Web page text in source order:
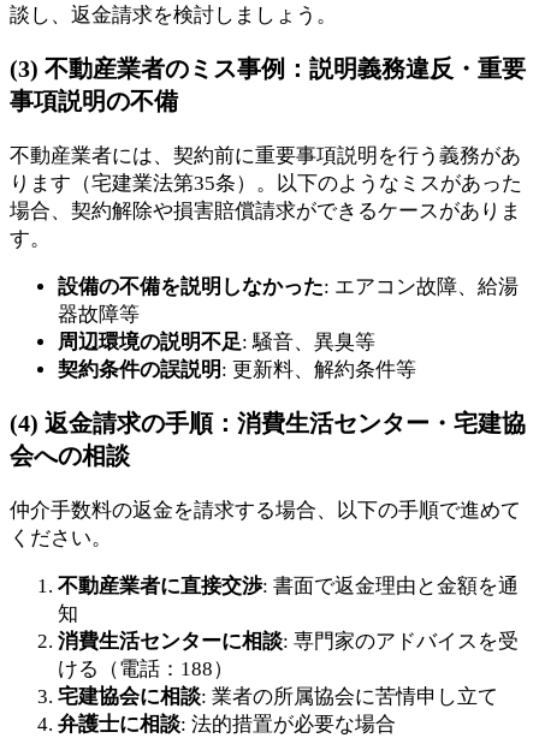
談し、返金請求を検討しましょう。
(3) 不動産業者のミス事例：説明義務違反・重要
事項説明の不備
不動産業者には、契約前に重要事項説明を行う義務があ
ります（宅建業法第35条）。以下のようなミスがあった
場合、契約解除や損害賠償請求ができるケースがありま
す。
設備の不備を説明しなかった: エアコン故障、給湯
器故障等
周辺環境の説明不足: 騒音、異臭等
契約条件の誤説明: 更新料、解約条件等
(4) 返金請求の手順：消費生活センター・宅建協
会への相談
仲介手数料の返金を請求する場合、以下の手順で進めて
ください。
不動産業者に直接交渉: 書面で返金理由と金額を通
知
消費生活センターに相談: 専門家のアドバイスを受
ける（電話：188）
宅建協会に相談: 業者の所属協会に苦情申し立て
弁護士に相談: 法的措置が必要な場合